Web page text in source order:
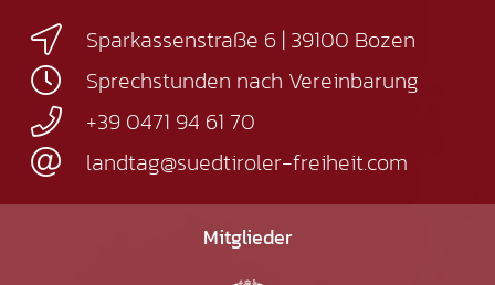
Sparkassenstraße 6 | 39100 Bozen
Sprechstunden nach Vereinbarung
+39 0471 94 61 70
landtag@suedtiroler-freiheit.com
Mitglieder